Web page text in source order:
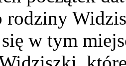
rodziny
się w tym